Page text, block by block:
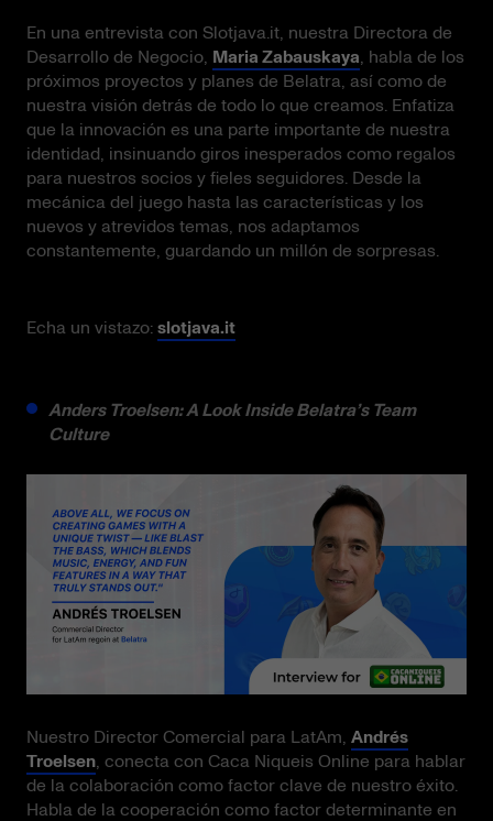
En una entrevista con Slotjava.it, nuestra Directora de
Desarrollo de Negocio, Maria Zabauskaya, habla de los
próximos proyectos y planes de Belatra, así como de
nuestra visión detrás de todo lo que creamos. Enfatiza
que la innovación es una parte importante de nuestra
identidad, insinuando giros inesperados como regalos
para nuestros socios y fieles seguidores. Desde la
mecánica del juego hasta las características y los
nuevos y atrevidos temas, nos adaptamos
constantemente, guardando un millón de sorpresas.
Echa un vistazo:slotjava.it
Anders Troelsen: A Look Inside Belatra’s Team
Culture
Nuestro Director Comercial para LatAm, Andrés
Troelsen, conecta con Caca Niqueis Online para hablar
de la colaboración como factor clave de nuestro éxito.
Habla de la cooperación como factor determinante en